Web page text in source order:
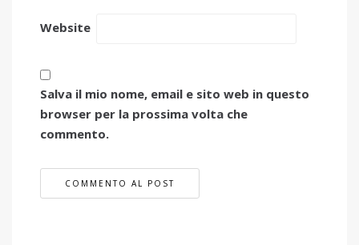
Website
Salva il mio nome, email e sito web in questo
browser per la prossima volta che
commento.